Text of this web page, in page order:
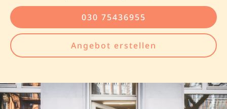
030 75436955
Angebot erstellen